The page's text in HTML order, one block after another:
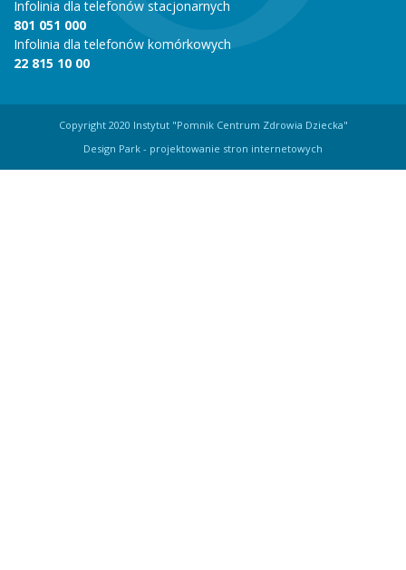
Infolinia dla telefonów stacjonarnych
801 051 000
Infolinia dla telefonów komórkowych
22 815 10 00
Copyright 2020 Instytut "Pomnik Centrum Zdrowia Dziecka"
Design Park - projektowanie stron internetowych